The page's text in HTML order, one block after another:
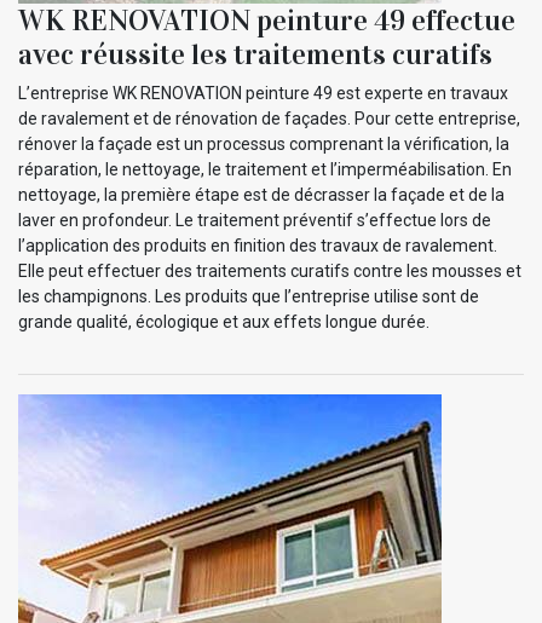
WK RENOVATION peinture 49 effectue
avec réussite les traitements curatifs
L’entreprise WK RENOVATION peinture 49 est experte en travaux
de ravalement et de rénovation de façades. Pour cette entreprise,
rénover la façade est un processus comprenant la vérification, la
réparation, le nettoyage, le traitement et l’imperméabilisation. En
nettoyage, la première étape est de décrasser la façade et de la
laver en profondeur. Le traitement préventif s’effectue lors de
l’application des produits en finition des travaux de ravalement.
Elle peut effectuer des traitements curatifs contre les mousses et
les champignons. Les produits que l’entreprise utilise sont de
grande qualité, écologique et aux effets longue durée.